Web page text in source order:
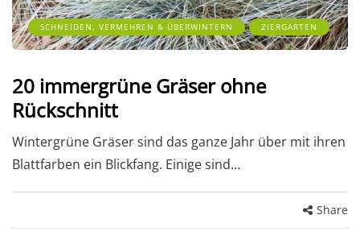
SCHNEIDEN, VERMEHREN & ÜBERWINTERN ZIERGARTEN
20 immergrüne Gräser ohne
Rückschnitt
Wintergrüne Gräser sind das ganze Jahr über mit ihren
Blattfarben ein Blickfang. Einige sind…
Share